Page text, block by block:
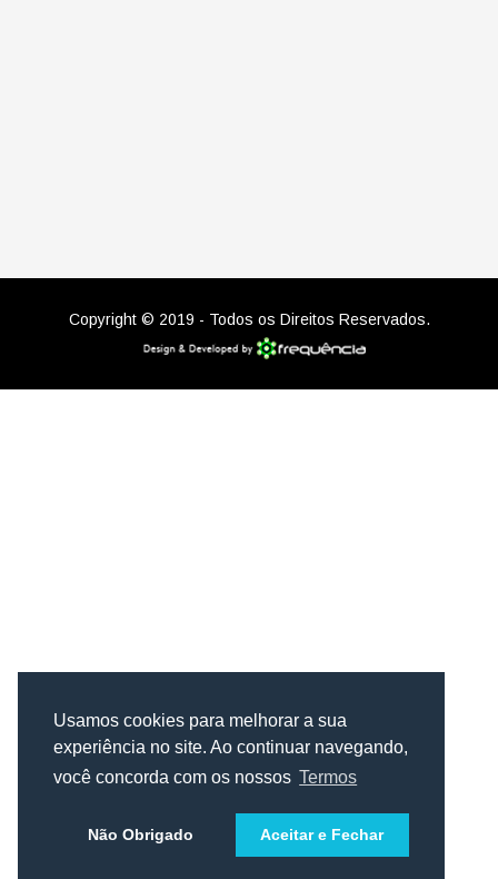
Usamos cookies para melhorar a sua
experiência no site. Ao continuar navegando,
você concorda com os nossos Termos
Não Obrigado Aceitar e Fechar
Copyright © 2019 - Todos os Direitos Reservados.